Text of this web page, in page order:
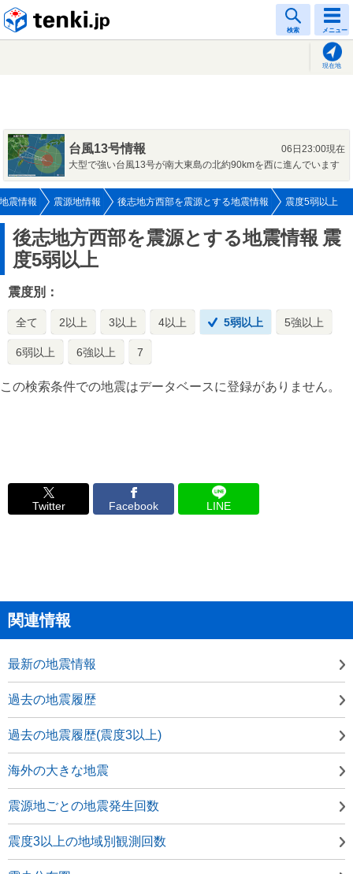
検索 メニュー
現在地
台風13号情報
06日23:00現在
大型で強い台風13号が南大東島の北約90kmを西に進んでいます
地震情報 震源地情報 後志地方西部を震源とする地震情報 震度5弱以上
後志地方西部を震源とする地震情報 震
度5弱以上
震度別：
全て 2以上 3以上 4以上 5弱以上 5強以上
6弱以上 6強以上 7
この検索条件での地震はデータベースに登録がありません。
Twitter Facebook LINE
関連情報
最新の地震情報
過去の地震履歴
過去の地震履歴(震度3以上)
海外の大きな地震
震源地ごとの地震発生回数
震度3以上の地域別観測回数